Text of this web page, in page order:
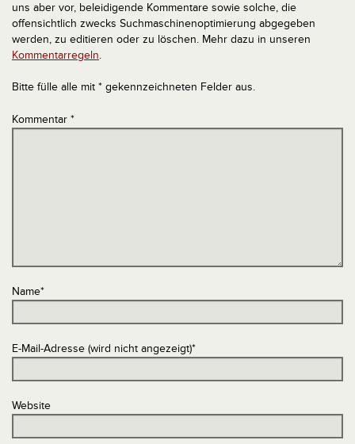
uns aber vor, beleidigende Kommentare sowie solche, die
offensichtlich zwecks Suchmaschinenoptimierung abgegeben
werden, zu editieren oder zu löschen. Mehr dazu in unseren
Kommentarregeln.
Bitte fülle alle mit * gekennzeichneten Felder aus.
Kommentar *
Name*
E-Mail-Adresse (wird nicht angezeigt)*
Website